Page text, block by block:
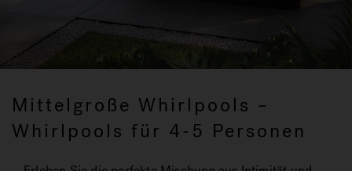
Mittelgroße Whirlpools –
Whirlpools für 4-5 Personen